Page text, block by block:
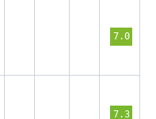
7.0
7.3